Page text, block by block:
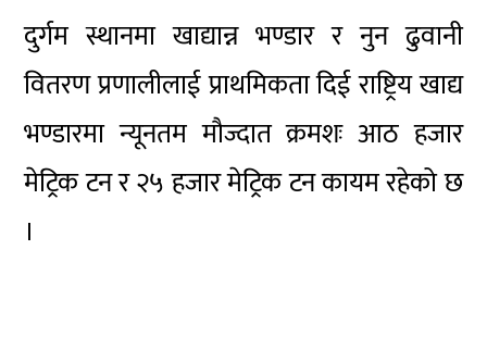
दुर्गम स्थानमा खाद्यान्न भण्डार र नुन ढुवानी
वितरण प्रणालीलाई प्राथमिकता दिई राष्ट्रिय खाद्य
भण्डारमा न्यूनतम मौज्दात क्रमशः आठ हजार
मेट्रिक टन र २५ हजार मेट्रिक टन कायम रहेको छ
।